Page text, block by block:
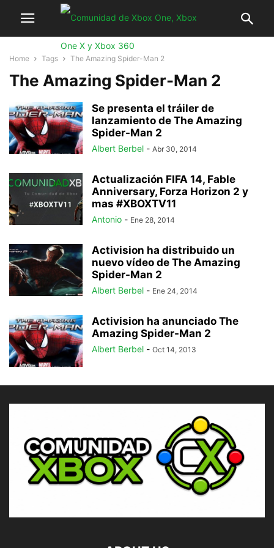
Home Tags The Amazing Spider-Man 2
The Amazing Spider-Man 2
Se presenta el tráiler de
lanzamiento de The Amazing
Spider-Man 2
Albert Berbel - Abr 30, 2014
Actualización FIFA 14, Fable
Anniversary, Forza Horizon 2 y
mas #XBOXTV11
Antonio - Ene 28, 2014
Activision ha distribuido un
nuevo vídeo de The Amazing
Spider-Man 2
Albert Berbel - Ene 24, 2014
Activision ha anunciado The
Amazing Spider-Man 2
Albert Berbel - Oct 14, 2013